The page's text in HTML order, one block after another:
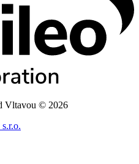
Vltavou © 2026